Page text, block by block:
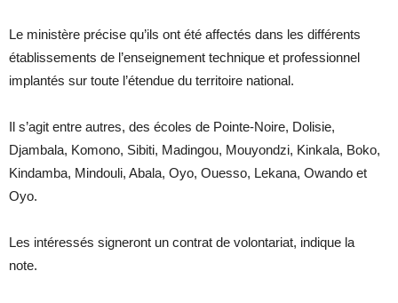
Le ministère précise qu’ils ont été affectés dans les différents
établissements de l’enseignement technique et professionnel
implantés sur toute l’étendue du territoire national.
Il s’agit entre autres, des écoles de Pointe-Noire, Dolisie,
Djambala, Komono, Sibiti, Madingou, Mouyondzi, Kinkala, Boko,
Kindamba, Mindouli, Abala, Oyo, Ouesso, Lekana, Owando et
Oyo.
Les intéressés signeront un contrat de volontariat, indique la
note.